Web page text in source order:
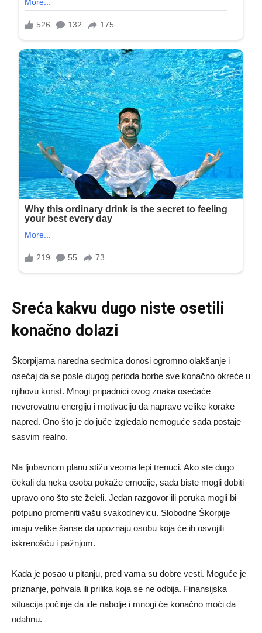
Sreća kakvu dugo niste osetili
konačno dolazi
Škorpijama naredna sedmica donosi ogromno olakšanje i
osećaj da se posle dugog perioda borbe sve konačno okreće u
njihovu korist. Mnogi pripadnici ovog znaka osećaće
neverovatnu energiju i motivaciju da naprave velike korake
napred. Ono što je do juče izgledalo nemoguće sada postaje
sasvim realno.
Na ljubavnom planu stižu veoma lepi trenuci. Ako ste dugo
čekali da neka osoba pokaže emocije, sada biste mogli dobiti
upravo ono što ste želeli. Jedan razgovor ili poruka mogli bi
potpuno promeniti vašu svakodnevicu. Slobodne Škorpije
imaju velike šanse da upoznaju osobu koja će ih osvojiti
iskrenošću i pažnjom.
Kada je posao u pitanju, pred vama su dobre vesti. Moguće je
priznanje, pohvala ili prilika koja se ne odbija. Finansijska
situacija počinje da ide nabolje i mnogi će konačno moći da
odahnu.